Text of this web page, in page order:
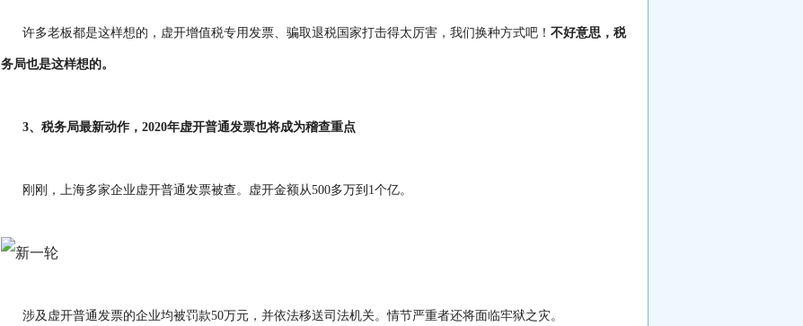
许多老板都是这样想的，虚开增值税专用发票、骗取退税国家打击得太厉害，我们换种方式吧！ 不好意思，税
务局也是这样想的。
3、税务局最新动作，2020年虚开普通发票也将成为稽查重点
刚刚，上海多家企业虚开普通发票被查。虚开金额从500多万到1个亿。
涉及虚开普通发票的企业均被罚款50万元，并依法移送司法机关。情节严重者还将面临牢狱之灾。